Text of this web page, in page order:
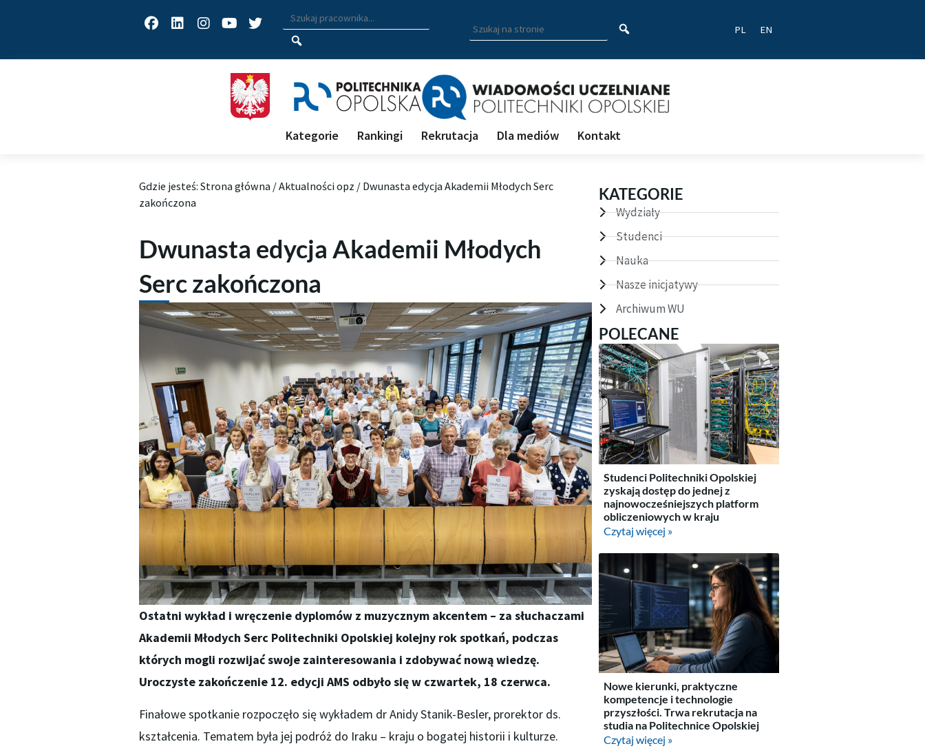
Facebook
LinkedinInstagram
YoutubeTwitterWyszukiwarka pracowników
Wpisz nazwisko, fragment nazwiska bądź imię pracownika aby wyszukać
Wpisz
szukaną
frazę
wyszukać
na
PL EN
Kategorie Rankingi Rekrutacja Dla mediów Kontakt
Gdzie jesteś: Strona główna /Aktualności opz / Dwunasta edycja Akademii Młodych Serc
zakończona
Dwunasta edycja Akademii Młodych
Serc zakończona
Ostatni wykład i wręczenie dyplomów z muzycznym akcentem – za słuchaczami
Akademii Młodych Serc Politechniki Opolskiej kolejny rok spotkań, podczas
których mogli rozwijać swoje zainteresowania i zdobywać nową wiedzę.
Uroczyste zakończenie 12. edycji AMS odbyło się w czwartek, 18 czerwca.
Finałowe spotkanie rozpoczęło się wykładem dr Anidy Stanik-Besler, prorektor ds.
kształcenia. Tematem była jej podróż do Iraku – kraju o bogatej historii i kulturze.
KATEGORIE
Wydziały
Studenci
Nauka
Nasze inicjatywy
Archiwum WU
POLECANE
Studenci Politechniki Opolskiej
zyskają dostęp do jednej z
najnowocześniejszych platform
obliczeniowych w kraju
Czytaj więcej »
Nowe kierunki, praktyczne
kompetencje i technologie
przyszłości. Trwa rekrutacja na
studia na Politechnice Opolskiej
Czytaj więcej »